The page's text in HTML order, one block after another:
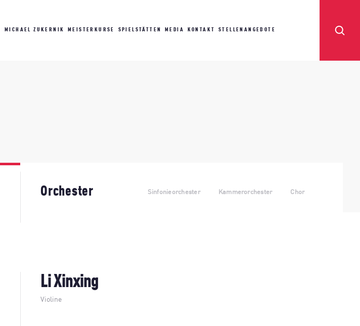
MICHAEL ZUKERNIK MEISTERKURSE SPIELSTÄTTEN MEDIA KONTAKT STELLENANGEBOTE
Orchester Sinfonieorchester Kammerorchester Chor
Li Xinxing
Violine